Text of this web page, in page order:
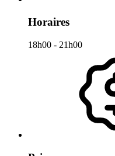
Horaires
18h00 - 21h00